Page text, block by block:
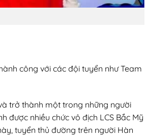
công với các đội tuyển như Team
trở thành một trong những người
được nhiều chức vô địch LCS Bắc Mỹ
tuyển thủ đường trên người Hàn